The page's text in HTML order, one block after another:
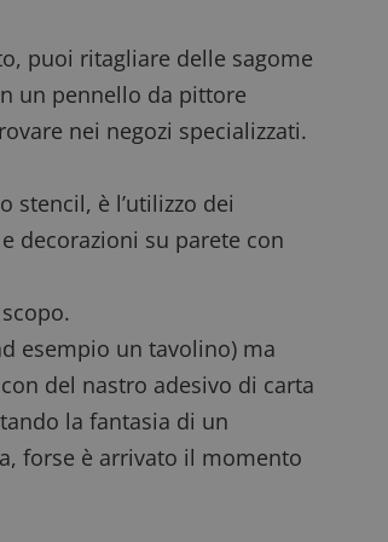
puoi ritagliare delle sagome
un pennello da pittore
nei negozi specializzati.
stencil, è l’utilizzo dei
decorazioni su parete con
esempio un tavolino) ma
del nastro adesivo di carta
la fantasia di un
forse è arrivato il momento
cookie.
1 anno
Questo cookie viene utilizzato per l'analisi
Questo cookie viene utilizzato per registrare